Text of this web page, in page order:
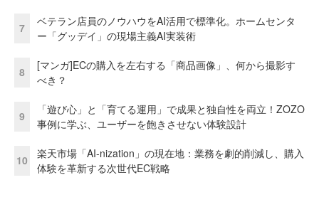
7
ベテラン店員のノウハウをAI活用で標準化。ホームセンタ
ー「グッデイ」の現場主義AI実装術
8
[マンガ]ECの購入を左右する「商品画像」、何から撮影す
べき？
9
「遊び心」と「育てる運用」で成果と独自性を両立！ZOZO
事例に学ぶ、ユーザーを飽きさせない体験設計
10
楽天市場「AI-nization」の現在地：業務を劇的削減し、購入
体験を革新する次世代EC戦略